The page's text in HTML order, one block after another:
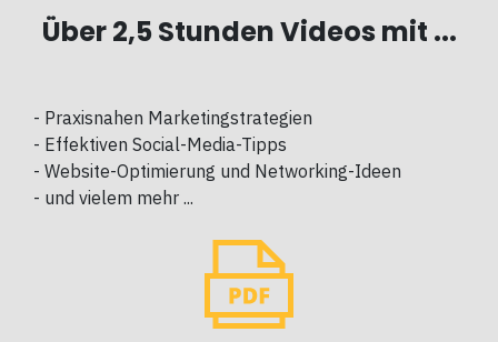
Über 2,5 Stunden Videos mit ...
- Praxisnahen Marketingstrategien
- Effektiven Social-Media-Tipps
- Website-Optimierung und Networking-Ideen
- und vielem mehr ...